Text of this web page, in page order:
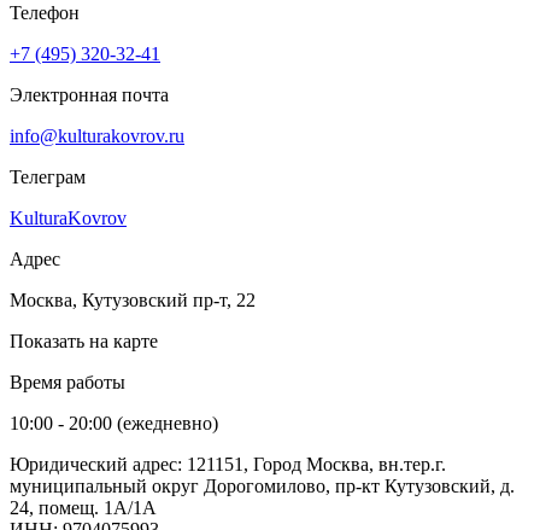
Телефон
+7 (495) 320-32-41
Электронная почта
info@kulturakovrov.ru
Телеграм
KulturaKovrov
Адрес
Москва, Кутузовский пр-т, 22
Показать на карте
Время работы
10:00 - 20:00 (ежедневно)
Юридический адрес: 121151, Город Москва, вн.тер.г.
муниципальный округ Дорогомилово, пр-кт Кутузовский, д.
24, помещ. 1А/1А